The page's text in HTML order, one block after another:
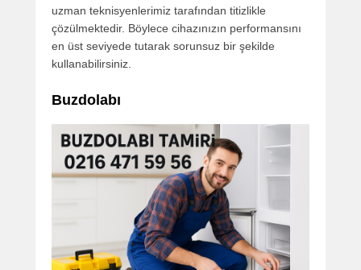
uzman teknisyenlerimiz tarafından titizlikle
çözülmektedir. Böylece cihazınızın performansını
en üst seviyede tutarak sorunsuz bir şekilde
kullanabilirsiniz.
Buzdolabı